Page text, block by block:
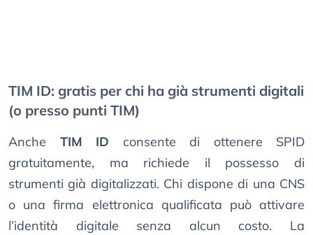
TIM ID: gratis per chi ha già strumenti digitali
(o presso punti TIM)
Anche TIM ID consente di ottenere SPID
gratuitamente, ma richiede il possesso di
strumenti già digitalizzati. Chi dispone di una CNS
o una firma elettronica qualificata può attivare
l’identità digitale senza alcun costo. La